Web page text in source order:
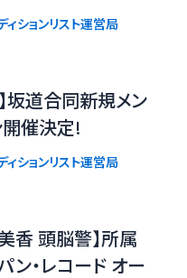
ィションリスト運営局
坂道合同新規メン
開催決定!
ィションリスト運営局
香 頭脳警】所属
ン・レコード オー